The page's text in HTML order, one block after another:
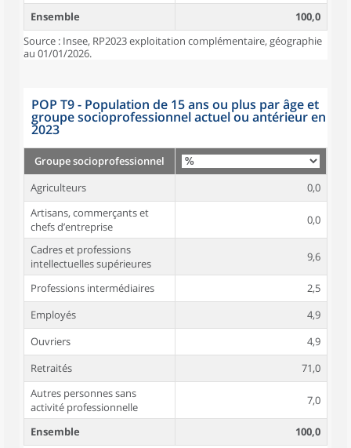
Ensemble
100,0
Source : Insee, RP2023 exploitation complémentaire, géographie
au 01/01/2026.
POP T9 - Population de 15 ans ou plus par âge et
groupe socioprofessionnel actuel ou antérieur en
2023
Groupe socioprofessionnel
Agriculteurs
0,0
Artisans, commerçants et
chefs d’entreprise
0,0
Cadres et professions
intellectuelles supérieures
9,6
Professions intermédiaires
2,5
Employés
4,9
Ouvriers
4,9
Retraités
71,0
Autres personnes sans
activité professionnelle
7,0
Ensemble
100,0